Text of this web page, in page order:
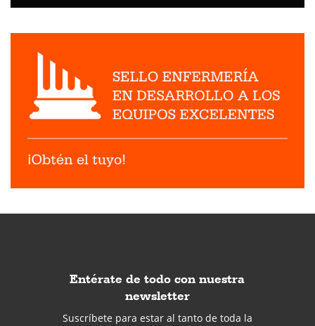
Entérate de todo con nuestra
newsletter
Suscríbete para estar al tanto de toda la